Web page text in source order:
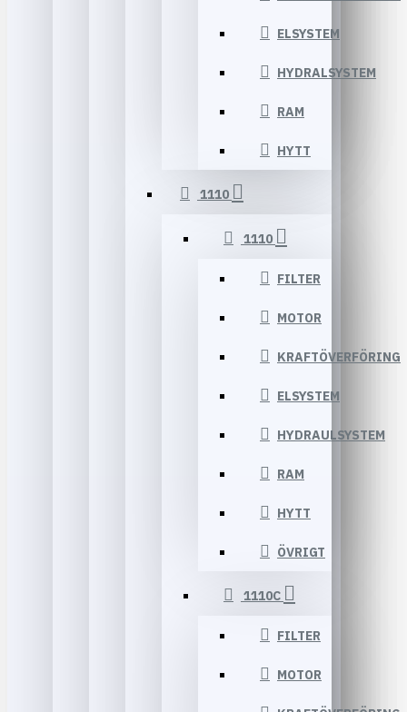
ELSYSTEM
HYDRALSYSTEM
RAM
HYTT
1110
1110
FILTER
MOTOR
KRAFTÖVERFÖRING
ELSYSTEM
HYDRAULSYSTEM
RAM
HYTT
ÖVRIGT
1110C
FILTER
MOTOR